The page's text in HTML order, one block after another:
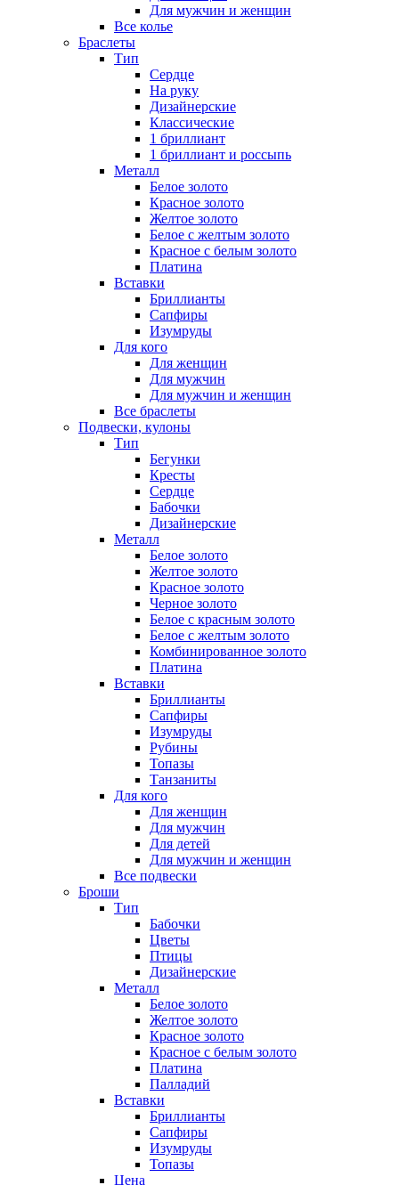
Для мужчин и женщин
Все колье
Браслеты
Тип
Сердце
На руку
Дизайнерские
Классические
1 бриллиант
1 бриллиант и россыпь
Металл
Белое золото
Красное золото
Желтое золото
Белое с желтым золото
Красное с белым золото
Платина
Вставки
Бриллианты
Сапфиры
Изумруды
Для кого
Для женщин
Для мужчин
Для мужчин и женщин
Все браслеты
Подвески, кулоны
Тип
Бегунки
Кресты
Сердце
Бабочки
Дизайнерские
Металл
Белое золото
Желтое золото
Красное золото
Черное золото
Белое с красным золото
Белое с желтым золото
Комбинированное золото
Платина
Вставки
Бриллианты
Сапфиры
Изумруды
Рубины
Топазы
Танзаниты
Для кого
Для женщин
Для мужчин
Для детей
Для мужчин и женщин
Все подвески
Броши
Тип
Бабочки
Цветы
Птицы
Дизайнерские
Металл
Белое золото
Желтое золото
Красное золото
Красное с белым золото
Платина
Палладий
Вставки
Бриллианты
Сапфиры
Изумруды
Топазы
Цена